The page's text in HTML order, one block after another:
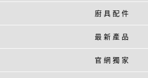
廚 具 配 件
最 新 產 品
官 網 獨 家